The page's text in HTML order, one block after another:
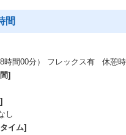
間
時間00分） フレックス有 休憩
]
し
イム]